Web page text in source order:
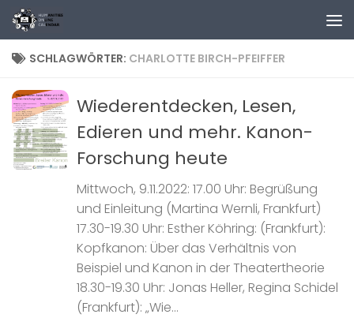
Zum Inhalt springen
SCHLAGWÖRTER: CHARLOTTE BIRCH-PFEIFFER
Wiederentdecken, Lesen,
Edieren und mehr. Kanon-
Forschung heute
Mittwoch, 9.11.2022: 17.00 Uhr: Begrüßung
und Einleitung (Martina Wernli, Frankfurt)
17.30-19.30 Uhr: Esther Köhring: (Frankfurt):
Kopfkanon: Über das Verhältnis von
Beispiel und Kanon in der Theatertheorie
18.30-19.30 Uhr: Jonas Heller, Regina Schidel
(Frankfurt): „Wie...